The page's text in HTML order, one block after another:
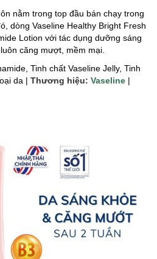
nằm trong top đầu bán chạy trong
dòng Vaseline Healthy Bright Fresh
Lotion với tác dụng dưỡng sáng
căng mượt, mềm mại.
Tinh chất Vaseline Jelly, Tinh
da | Thương hiệu: Vaseline |